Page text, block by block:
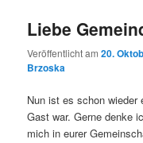
Liebe
Veröffentlicht am20.
Brzoska
Nun ist es schon
Gast war. Gerne denke
mich in eurer